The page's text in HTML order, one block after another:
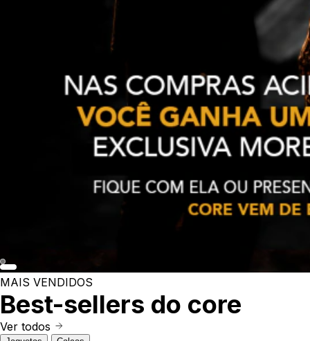
MAIS VENDIDOS
Best-sellers do core
Ver todos